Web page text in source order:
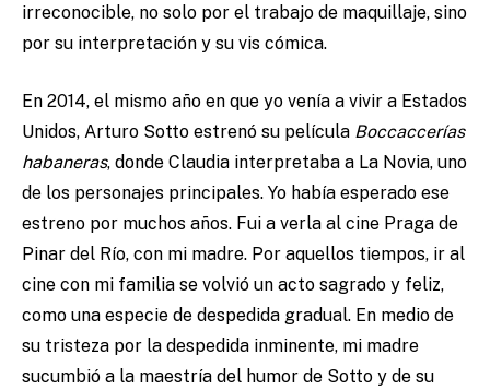
irreconocible, no solo por el trabajo de maquillaje, sino
por su interpretación y su vis cómica.
En 2014, el mismo año en que yo venía a vivir a Estados
Unidos, Arturo Sotto estrenó su película Boccaccerías
habaneras, donde Claudia interpretaba a La Novia, uno
de los personajes principales. Yo había esperado ese
estreno por muchos años. Fui a verla al cine Praga de
Pinar del Río, con mi madre. Por aquellos tiempos, ir al
cine con mi familia se volvió un acto sagrado y feliz,
como una especie de despedida gradual. En medio de
su tristeza por la despedida inminente, mi madre
sucumbió a la maestría del humor de Sotto y de su